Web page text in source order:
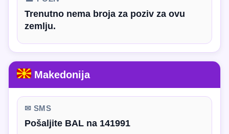
Trenutno nema broja za poziv za ovu
zemlju.
Makedonija
✉ SMS
Pošaljite BAL na 141991